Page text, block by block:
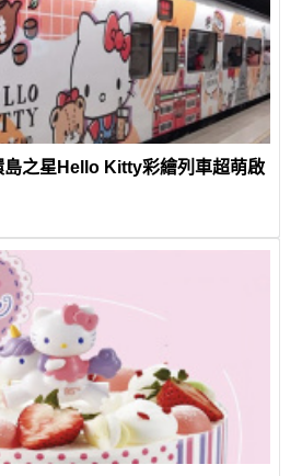
之星Hello Kitty彩繪列車超萌啟